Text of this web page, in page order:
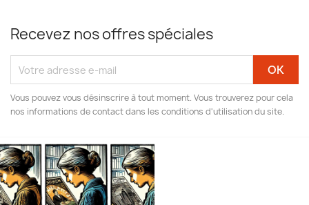
Recevez nos offres spéciales
Vous pouvez vous désinscrire à tout moment. Vous trouverez pour cela
nos informations de contact dans les conditions d'utilisation du site.